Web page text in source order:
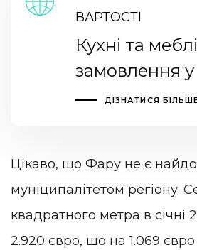
ВАРТОСТІ
Кухні та
замовлення у
ДІЗНАТИСЯ
Цікаво, що Фару не є
муніципалітетом регіону.
квадратного метра в січні
2.920 євро, що на 1.069